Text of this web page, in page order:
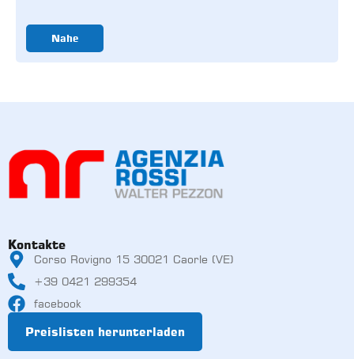
Nahe
Kontakte
Corso Rovigno 15 30021 Caorle (VE)
+39 0421 299354
facebook
Preislisten herunterladen